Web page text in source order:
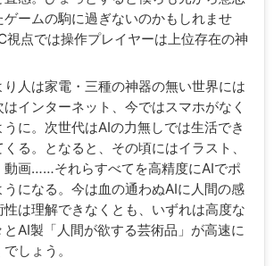
ゲームの駒に過ぎないのかもしれませ
視点では操作プレイヤーは上位存在の神
人は家電・三種の神器の無い世界には
インターネット、今ではスマホがなく
に。次世代はAIの力無しでは生活でき
る。となると、その頃にはイラスト、
動画……それらすべてを高精度にAIでポ
うになる。今は血の通わぬAIに人間の感
は理解できなくとも、いずれは高度な
AI製「人間が欲する芸術品」が高速に
しょう。